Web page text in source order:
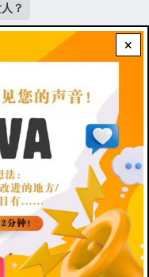
×
？
Dark theme